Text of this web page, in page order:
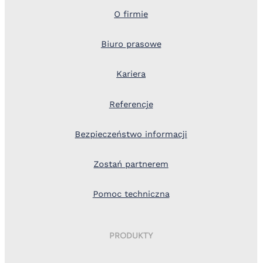
O firmie
Biuro prasowe
Kariera
Referencje
Bezpieczeństwo informacji
Zostań partnerem
Pomoc techniczna
PRODUKTY